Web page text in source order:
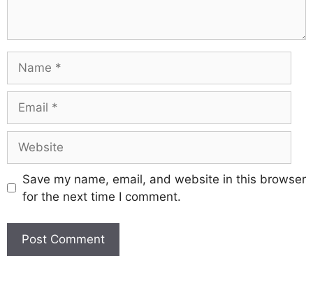
Save my name, email, and website in this browser
for the next time I comment.